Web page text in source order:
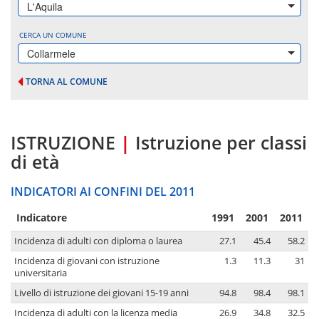
L'Aquila
CERCA UN COMUNE
Collarmele
TORNA AL COMUNE
ISTRUZIONE | Istruzione per classi
di età
INDICATORI AI CONFINI DEL 2011
Indicatore 1991 2001 2011
Incidenza di adulti con diploma o laurea 27.1 45.4
58.2
Incidenza di giovani con istruzione
universitaria
1.3 11.3 31
Livello di istruzione dei giovani 15-19 anni 94.8 98.4
98.1
Incidenza di adulti con la licenza media
26.9 34.8 32.5